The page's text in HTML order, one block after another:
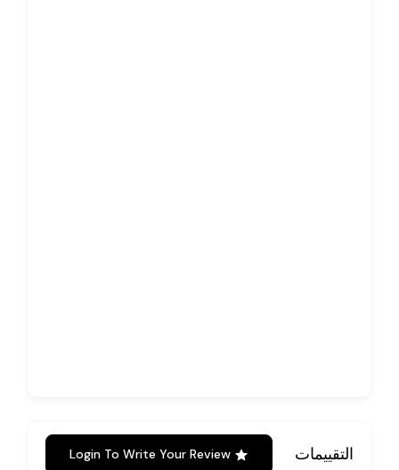
التقييمات Login To Write Your Review